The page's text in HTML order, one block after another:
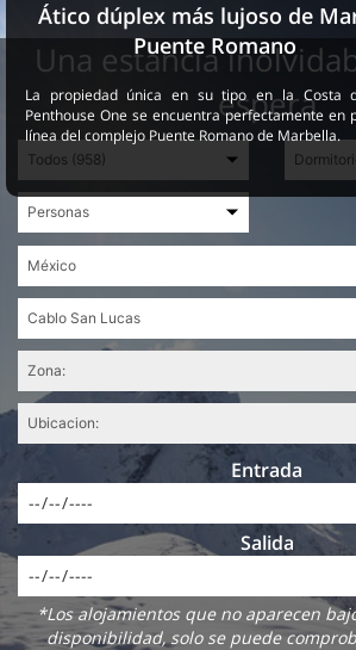
Una estancia
espera
Entrada
Salida
*Los alojamientos que no aparecen
disponibilidad, solo se puede
Ático dúplex más lujoso de
Puente Romano
La propiedad única en su tipo en la Costa
Penthouse One se encuentra perfectamente en
línea del complejo Puente Romano de Marbella.